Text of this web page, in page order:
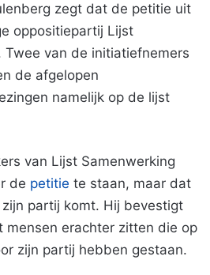
zegt dat de petitie uit
oppositiepartij Lijst
Twee van de initiatiefnemers
de afgelopen
namelijk op de lijst
van Lijst Samenwerking
de petitie te staan, maar dat
partij komt. Hij bevestigt
mensen erachter zitten die op
zijn partij hebben gestaan.